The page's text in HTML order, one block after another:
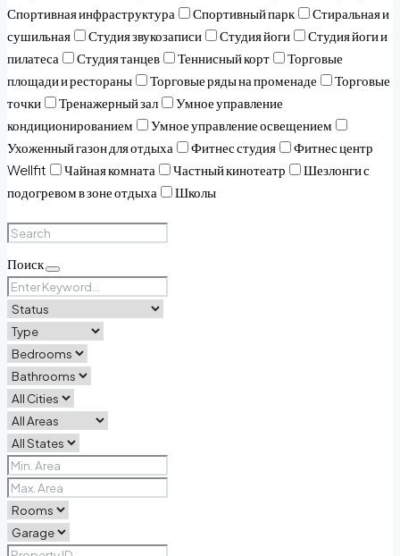
Спортивная инфраструктура
Спортивный парк
Стиральная и
сушильная
Студия звукозаписи Студия йоги
Студия йоги и
пилатеса
Студия танцев Теннисный корт
Торговые
площади и рестораны
Торговые ряды на променаде
Торговые
точки
Тренажерный зал
Умное управление
кондиционированием
Умное управление освещением
Ухоженный газон для отдыха
Фитнес студия
Фитнес центр
Wellfit
Чайная комната Частный кинотеатр
Шезлонги с
подогревом в зоне отдыха
Школы
Поиск